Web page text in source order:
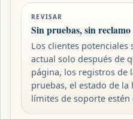
REVISAR
Sin pruebas, sin reclamo
Los clientes potenciales
actual solo después de
página, los registros de
pruebas, el estado de
límites de soporte estén